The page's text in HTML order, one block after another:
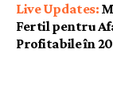
Fertil pentru
Profitabile în